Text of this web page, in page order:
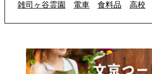
雑司ヶ谷霊園
電車 食料品 高校